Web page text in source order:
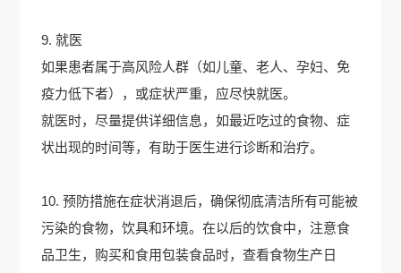
9. 就医
如果患者属于高风险人群（如儿童、老人、孕妇、免
疫力低下者），或症状严重，应尽快就医。
就医时，尽量提供详细信息，如最近吃过的食物、症
状出现的时间等，有助于医生进行诊断和治疗。
10. 预防措施在症状消退后，确保彻底清洁所有可能被
污染的食物，饮具和环境。在以后的饮食中，注意食
品卫生，购买和食用包装食品时，查看食物生产日